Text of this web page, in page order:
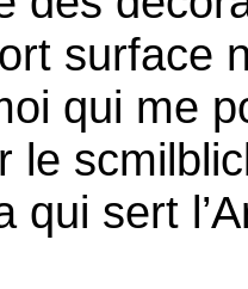
surface
qui me
le
qui sert